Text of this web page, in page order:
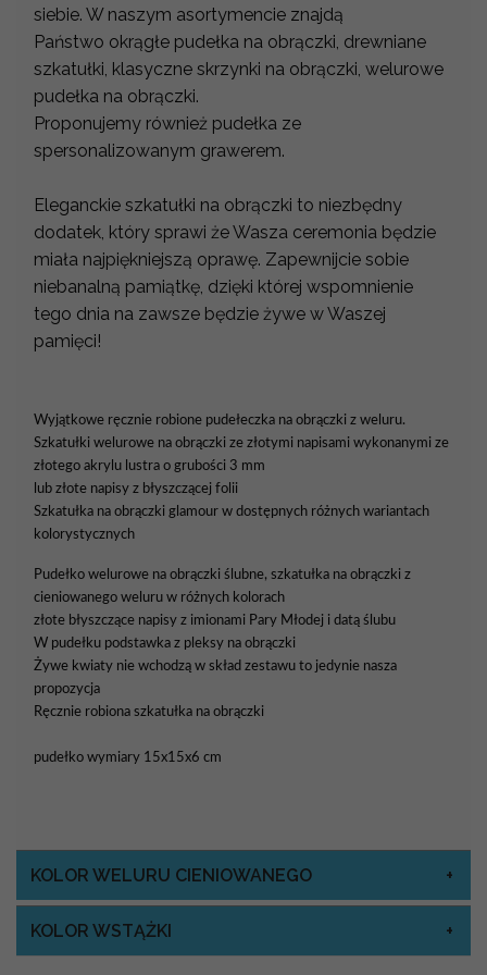
siebie. W naszym asortymencie znajdą
Państwo okrągłe pudełka na obrączki, drewniane
szkatułki, klasyczne skrzynki na obrączki, welurowe
pudełka na obrączki.
Proponujemy również pudełka ze
spersonalizowanym grawerem.
Eleganckie szkatułki na obrączki to niezbędny
dodatek, który sprawi że Wasza ceremonia będzie
miała najpiękniejszą oprawę. Zapewnijcie sobie
niebanalną pamiątkę, dzięki której wspomnienie
tego dnia na zawsze będzie żywe w Waszej
pamięci!
Wyjątkowe ręcznie robione pudełeczka na obrączki z weluru.
Szkatułki welurowe na obrączki ze złotymi napisami wykonanymi ze
złotego akrylu lustra o grubości 3 mm
lub złote napisy z błyszczącej folii
Szkatułka na obrączki glamour w dostępnych różnych wariantach
kolorystycznych
Pudełko welurowe na obrączki ślubne, szkatułka na obrączki z
cieniowanego weluru w różnych kolorach
złote błyszczące napisy z imionami Pary Młodej i datą ślubu
W pudełku podstawka z pleksy na obrączki
Żywe kwiaty nie wchodzą w skład zestawu to jedynie nasza
propozycja
Ręcznie robiona szkatułka na obrączki
pudełko wymiary 15x15x6 cm
KOLOR WELURU CIENIOWANEGO
KOLOR WSTĄŻKI